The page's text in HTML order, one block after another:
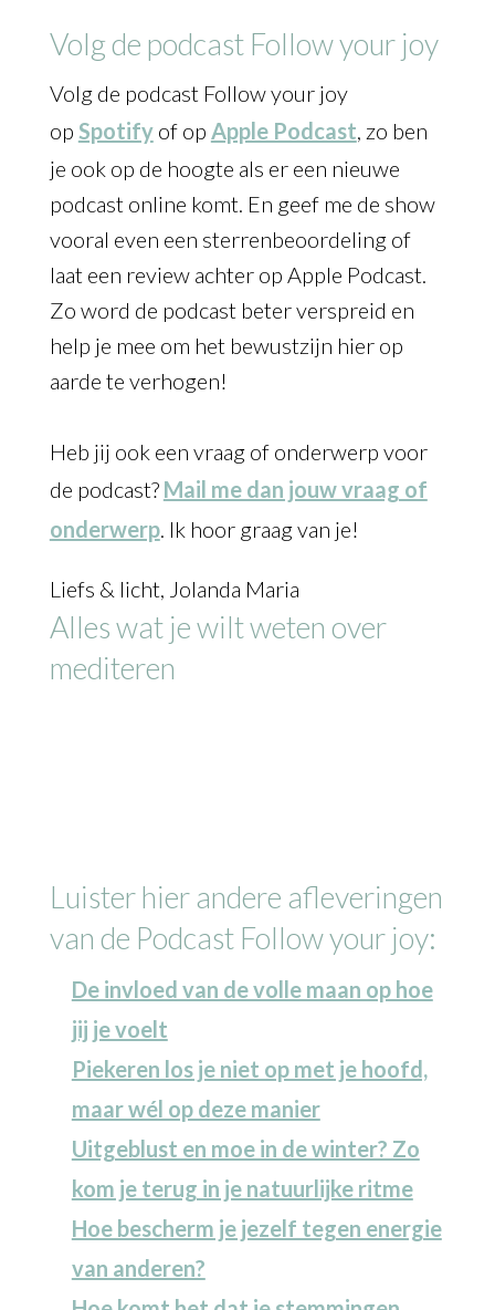
Volg de podcast Follow your joy
Volg de podcast Follow your joy
op Spotifyof op Apple Podcast , zo ben
je ook op de hoogte als er een nieuwe
podcast online komt. En geef me de show
vooral even een sterrenbeoordeling of
laat een review achter op Apple Podcast.
Zo word de podcast beter verspreid en
help je mee om het bewustzijn hier op
aarde te verhogen!
Heb jij ook een vraag of onderwerp voor
de podcast? Mail me dan jouw vraag of
onderwerp. Ik hoor graag van je!
Liefs & licht, Jolanda Maria
Alles wat je wilt weten over
mediteren
Luister hier andere afleveringen
van de Podcast Follow your joy:
De invloed van de volle maan op hoe
jij je voelt
Piekeren los je niet op met je hoofd,
maar wél op deze manier
Uitgeblust en moe in de winter? Zo
kom je terug in je natuurlijke ritme
Hoe bescherm je jezelf tegen energie
van anderen?